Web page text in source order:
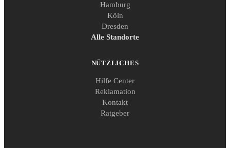
Hamburg
Köln
Dresden
Alle Standorte
NÜTZLICHES
Hilfe Center
Reklamation
Kontakt
Ratgeber